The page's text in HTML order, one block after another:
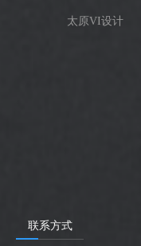
太原VI设计
联系方式